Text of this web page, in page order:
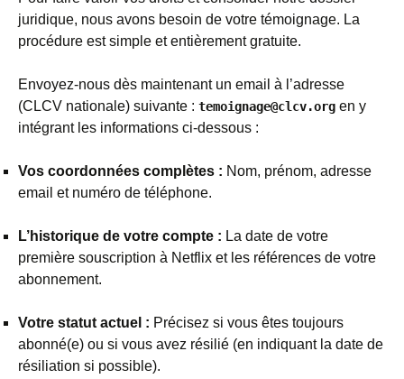
juridique, nous avons besoin de votre témoignage. La
procédure est simple et entièrement gratuite.
Envoyez-nous dès maintenant un email à l’adresse
(CLCV nationale) suivante : temoignage@clcv.org en y
intégrant les informations ci-dessous :
Vos coordonnées complètes : Nom, prénom, adresse
email et numéro de téléphone.
L’historique de votre compte : La date de votre
première souscription à Netflix et les références de votre
abonnement.
Votre statut actuel : Précisez si vous êtes toujours
abonné(e) ou si vous avez résilié (en indiquant la date de
résiliation si possible).